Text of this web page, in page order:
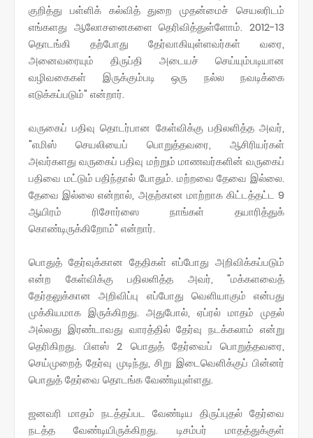
குறித்து பள்ளிக் கல்வித் துறை முதன்மைச் செயலரிடம்
எங்களது ஆலோசனைகளை தெரிவித்துள்ளோம். 2012-13
தொடங்கி தற்போது தேர்வாகியுள்ளவர்கள் வரை,
அனைவரையும் திருப்தி அடையச் செய்யும்படியான
வழிவகைகள் இருக்கும்படி ஒரு நல்ல நவடிக்கை
எடுக்கப்படும்" என்றார்.
வருகைப் பதிவு தொடர்பான கேள்விக்கு பதிலளித்த அவர்,
"எமிஸ் செயலியைப் பொறுத்தவரை, ஆசிரியர்கள்
அவர்களது வருகைப் பதிவு மற்றும் மாணவர்களின் வருகைப்
பதிவை மட்டும் பதிந்தால் போதும். மற்றவை தேவை இல்லை.
தேவை இல்லை என்றால், அதற்கான மாற்றாக கிட்டத்தட்ட 9
ஆயிரம் ரிசோர்ஸை நாங்கள் தயாரித்துக்
கொண்டிருக்கிறோம்" என்றார்.
பொதுத் தேர்வுக்கான தேதிகள் எப்போது அறிவிக்கப்படும்
என்ற கேள்விக்கு பதிலளித்த அவர், "மக்களவைத்
தேர்தலுக்கான அறிவிப்பு எப்போது வெளியாகும் என்பது
முக்கியமாக இருக்கிறது. அதுபோல், ஏப்ரல் மாதம் முதல்
அல்லது இரண்டாவது வாரத்தில் தேர்வு நடக்கலாம் என்று
தெரிகிறது. பிளஸ் 2 பொதுத் தேர்வைப் பொறுத்தவரை,
செய்முறைத் தேர்வு முடிந்து, சிறு இடைவெளிக்குப் பின்னர்
பொதுத் தேர்வை தொடங்க வேண்டியுள்ளது.
ஜனவரி மாதம் நடத்தப்பட வேண்டிய திருப்புதல் தேர்வை
நடத்த வேண்டியிருக்கிறது. டிசம்பர் மாதத்துக்குள்